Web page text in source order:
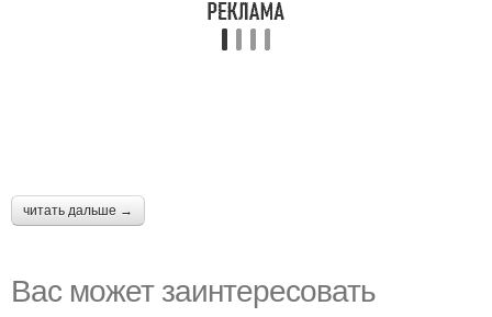
читать дальше →
Вас может заинтересовать